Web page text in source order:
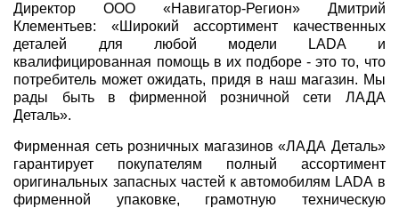
Директор ООО «Навигатор-Регион» Дмитрий
Клементьев: «Широкий ассортимент качественных
деталей для любой модели LADA и
квалифицированная помощь в их подборе - это то, что
потребитель может ожидать, придя в наш магазин. Мы
рады быть в фирменной розничной сети ЛАДА
Деталь».
Фирменная сеть розничных магазинов «ЛАДА Деталь»
гарантирует покупателям полный ассортимент
оригинальных запасных частей к автомобилям LADA в
фирменной упаковке, грамотную техническую